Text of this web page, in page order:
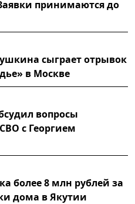
принимаются до
сыграет отрывок
в Москве
вопросы
с Георгием
более 8 млн рублей за
дома в Якутии